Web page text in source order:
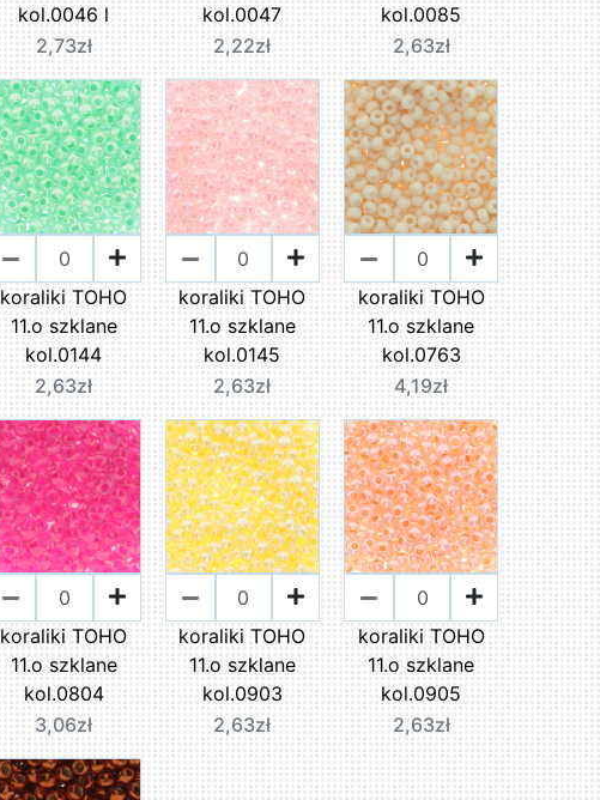
kol.0046 l
2,73zł
kol.0047
2,22zł
kol.0085
2,63zł
koraliki TOHO
11.o szklane
kol.0144
2,63zł
koraliki TOHO
11.o szklane
kol.0145
2,63zł
koraliki TOHO
11.o szklane
kol.0763
4,19zł
koraliki TOHO
11.o szklane
kol.0804
3,06zł
koraliki TOHO
11.o szklane
kol.0903
2,63zł
koraliki TOHO
11.o szklane
kol.0905
2,63zł